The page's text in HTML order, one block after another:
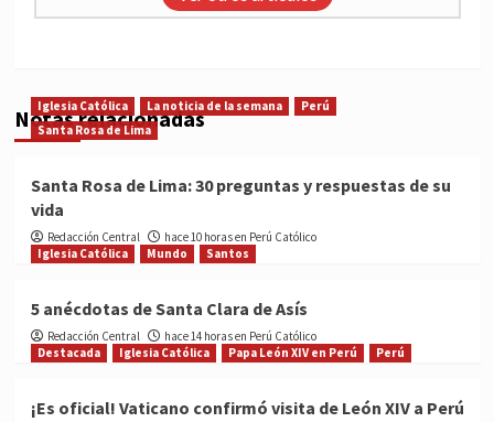
Notas relacionadas
Iglesia Católica La noticia de la semana
Perú
Santa Rosa de Lima
Santa Rosa de Lima: 30 preguntas y respuestas de su
vida
Redacción Central
hace 10 horas en Perú Católico
Iglesia Católica
Mundo Santos
5 anécdotas de Santa Clara de Asís
Redacción Central
hace 14 horas en Perú Católico
Destacada
Iglesia Católica Papa León XIV en Perú Perú
¡Es oficial! Vaticano confirmó visita de León XIV a Perú